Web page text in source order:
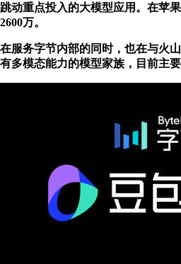
重点投入的大模型应用。在苹果
万。
务字节内部的同时，也在与火山
多模态能力的模型家族，目前主